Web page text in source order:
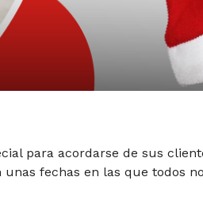
para acordarse de sus
fechas en las que todos